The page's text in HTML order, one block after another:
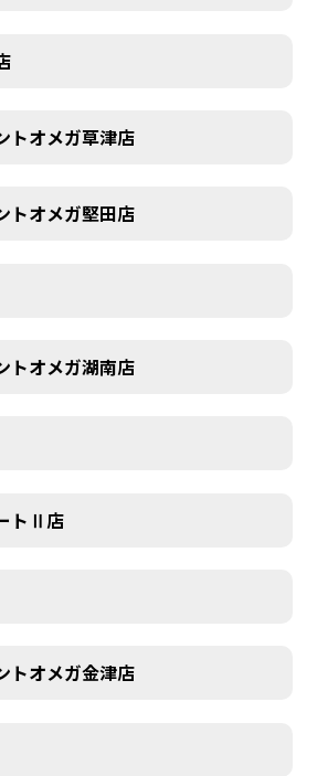
トオメガ草津店
トオメガ堅田店
トオメガ湖南店
トⅡ店
トオメガ金津店